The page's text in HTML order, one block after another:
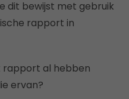
dit bewijst met gebruik
rapport in
rapport al hebben
ervan?